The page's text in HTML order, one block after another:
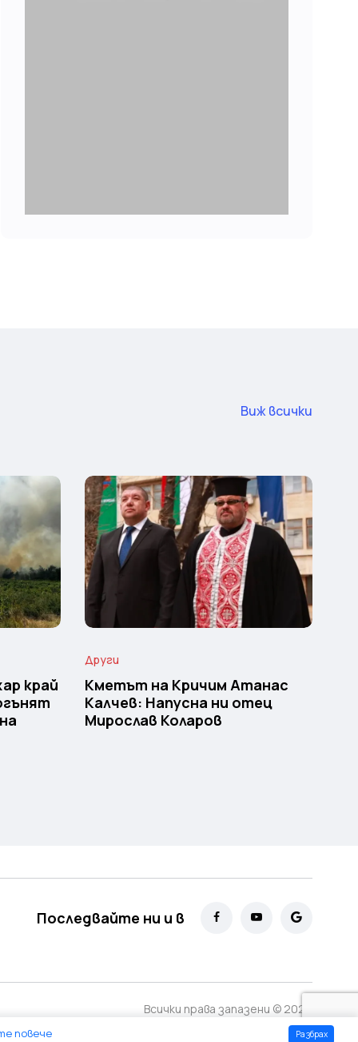
Виж всички
край
Други
Кметът на Кричим Атанас
Калчев: Напусна ни отец
Мирослав Коларов
Последвайте ни и в
Всички права запазени ©2026
повече Разбрах